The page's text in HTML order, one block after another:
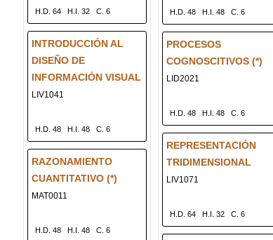
H.D. 64 H.I. 32 C. 6
INTRODUCCIÓN AL
DISEÑO DE
INFORMACIÓN VISUAL
LIV1041
H.D. 48 H.I. 48 C. 6
RAZONAMIENTO
CUANTITATIVO (*)
MAT0011
H.D. 48 H.I. 48 C. 6
H.D. 48 H.I. 48 C. 6
PROCESOS
COGNOSCITIVOS (*)
LID2021
H.D. 48 H.I. 48 C. 6
REPRESENTACIÓN
TRIDIMENSIONAL
LIV1071
H.D. 64 H.I. 32 C. 6